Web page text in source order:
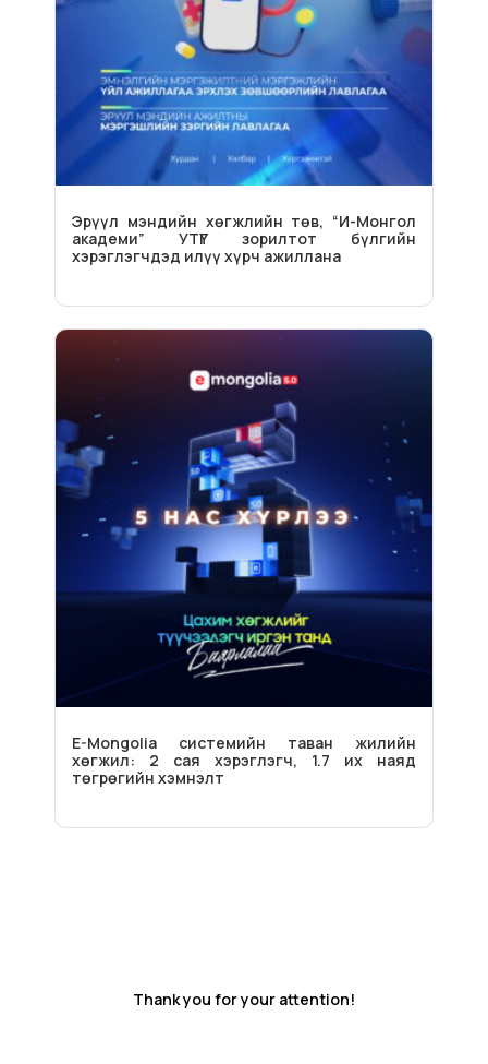
Эрүүл мэндийн хөгжлийн төв, “И-Монгол
академи” УТҮГ зорилтот бүлгийн
хэрэглэгчдэд илүү хүрч ажиллана
E-Mongolia системийн таван жилийн
хөгжил: 2 сая хэрэглэгч, 1.7 их наяд
төгрөгийн хэмнэлт
Thank you for your attention!